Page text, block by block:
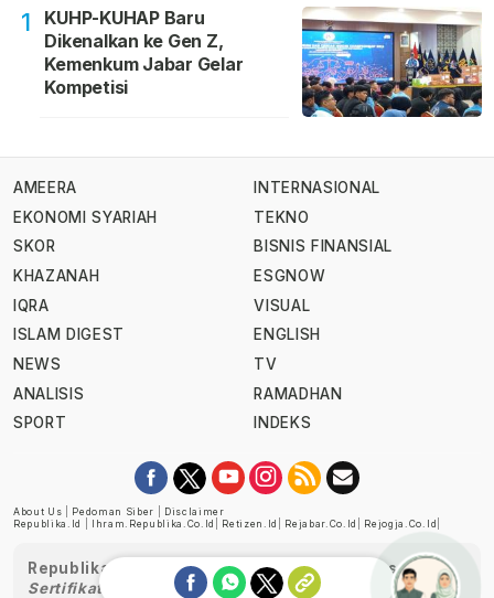
1
KUHP-KUHAP Baru
Dikenalkan ke Gen Z,
Kemenkum Jabar Gelar
Kompetisi
AMEERA
EKONOMI SYARIAH
SKOR
KHAZANAH
IQRA
ISLAM DIGEST
NEWS
ANALISIS
SPORT
INTERNASIONAL
TEKNO
BISNIS FINANSIAL
ESGNOW
VISUAL
ENGLISH
TV
RAMADHAN
INDEKS
About Us Pedoman Siber
Disclaimer
Republika.id
Ihram.republika.co.id Retizen.id Rejabar.co.id Rejogja.co.id
Republika telah diverifikasi oleh Dewan Pers
Sertifikat Nomor 1058/DP-Verifikasi/K/XII/2022